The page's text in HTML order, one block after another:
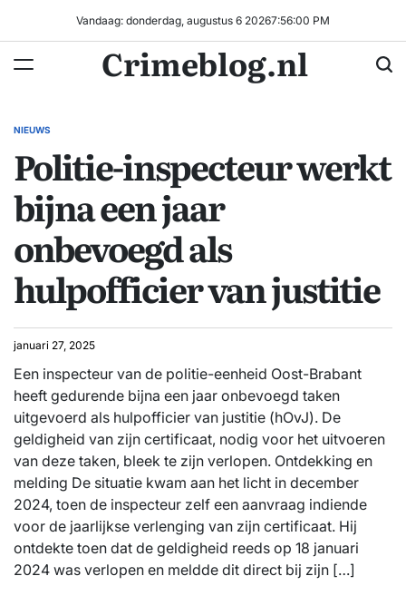
inhoud
Vandaag: donderdag, augustus 6 20267:56:01 PM
Crimeblog.nl
GEPLAATST
NIEUWS
Politie-inspecteur werkt
bijna een jaar
onbevoegd als
hulpofficier van justitie
januari 27, 2025
Een inspecteur van de politie-eenheid Oost-Brabant
heeft gedurende bijna een jaar onbevoegd taken
uitgevoerd als hulpofficier van justitie (hOvJ). De
geldigheid van zijn certificaat, nodig voor het uitvoeren
van deze taken, bleek te zijn verlopen. Ontdekking en
melding De situatie kwam aan het licht in december
2024, toen de inspecteur zelf een aanvraag indiende
voor de jaarlijkse verlenging van zijn certificaat. Hij
ontdekte toen dat de geldigheid reeds op 18 januari
2024 was verlopen en meldde dit direct bij zijn […]